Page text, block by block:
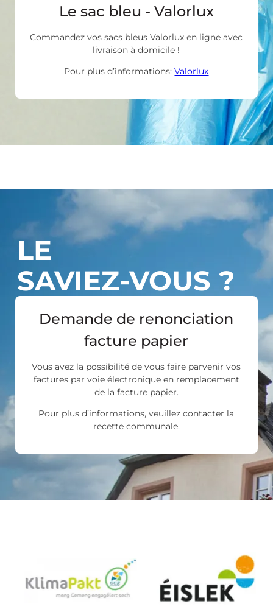
Le sac bleu - Valorlux
Commandez vos sacs bleus Valorlux en ligne avec
livraison à domicile !
Pour plus d’informations:Valorlux
Demande de renonciation
facture papier
Vous avez la possibilité de vous faire parvenir vos
factures par voie électronique en remplacement
de la facture papier.
Pour plus d’informations, veuillez contacter la
recette communale.
LE
SAVIEZ-VOUS ?
Les